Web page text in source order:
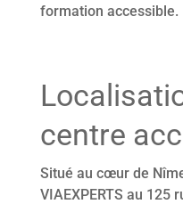
formation accessible.
centre
Situé au cœur de
VIAEXPERTS au 125